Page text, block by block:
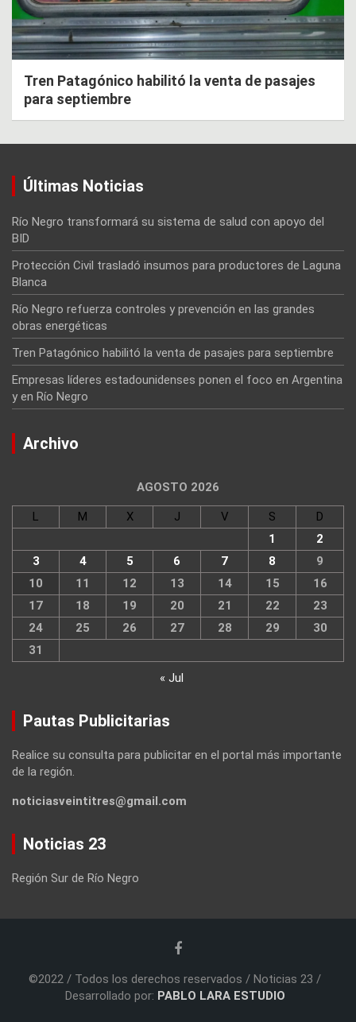
Tren Patagónico habilitó la venta de pasajes
para septiembre
Últimas Noticias
Río Negro transformará su sistema de salud con apoyo del
BID
Protección Civil trasladó insumos para productores de Laguna
Blanca
Río Negro refuerza controles y prevención en las grandes
obras energéticas
Tren Patagónico habilitó la venta de pasajes para septiembre
Empresas líderes estadounidenses ponen el foco en Argentina
y en Río Negro
Archivo
AGOSTO 2026
L M X J V S
D
1
2
3
4 5 6 7 8
9
10
11 12 13 14 15
16
17
18 19 20 21 22
23
24
25 26 27 28 29
30
31
« Jul
Pautas Publicitarias
Realice su consulta para publicitar en el portal más importante
de la región.
noticiasveintitres@gmail.com
Noticias 23
Región Sur de Río Negro
©2022 / Todos los derechos reservados / Noticias 23 /
Desarrollado por: PABLO LARA ESTUDIO